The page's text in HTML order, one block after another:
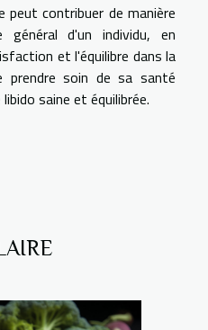
peut contribuer de manière
général d'un individu, en
et l'équilibre dans la
soin de sa santé
saine et équilibrée.